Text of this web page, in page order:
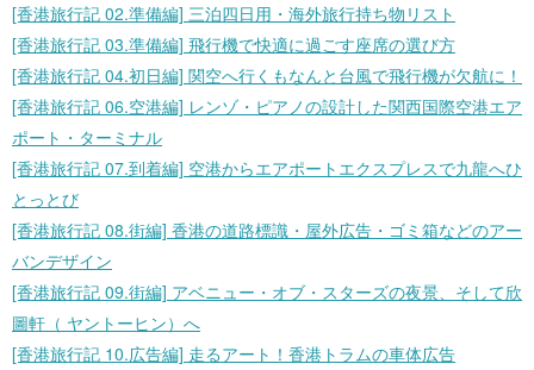
[香港旅行記 02.準備編] 三泊四日用・海外旅行持ち物リスト
[香港旅行記 03.準備編] 飛行機で快適に過ごす座席の選び方
[香港旅行記 04.初日編] 関空へ行くもなんと台風で飛行機が欠航に！
[香港旅行記 06.空港編] レンゾ・ピアノの設計した関西国際空港エア
ポート・ターミナル
[香港旅行記 07.到着編] 空港からエアポートエクスプレスで九龍へひ
とっとび
[香港旅行記 08.街編] 香港の道路標識・屋外広告・ゴミ箱などのアー
バンデザイン
[香港旅行記 09.街編] アベニュー・オブ・スターズの夜景、そして欣
圖軒（ ヤントーヒン）へ
[香港旅行記 10.広告編] 走るアート！香港トラムの車体広告